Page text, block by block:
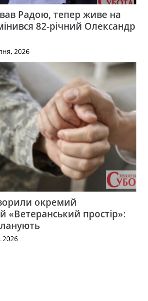
Радою, тепер живе на
82-річний Олександр
2026
окремий
«Ветеранський простір»:
2026